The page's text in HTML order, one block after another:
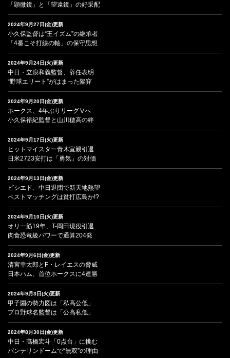
「顕微鏡」と「望遠鏡」の好采配
2024年9月27日(金)更新
小久保監督は“王イズム”の継承者
「4番こそ打線の軸」の保守思想
2024年9月24日(火)更新
中日・立浪和義監督、辞任表明
“野球エリート”がはまった陥穽
2024年9月20日(金)更新
ホークス、4年ぶりリーグⅤへ
小久保裕紀監督と山川穂高の絆
2024年9月17日(火)更新
ヒットマイスター青木宣親引退
日米2723安打は「勇気」の対価
2024年9月13日(金)更新
ビシエド、中日退団で新天地熱望
ベストマッチングは貧打広島か!?
2024年9月10日(火)更新
オリ一筋19年、T-岡田現役引退
肉食恐竜級パワーで通算204発
2024年9月6日(金)更新
清宮幸太郎とF・レイエスの脅威
日本ハム、首位ホークスに4連勝
2024年9月3日(火)更新
甲子園の勢力図は「私高公低」
プロ野球名監督は「公高私低」
2024年8月30日(金)更新
中日・髙橋宏斗「0点台」に挑む
バンテリンドームで“無双”の理由